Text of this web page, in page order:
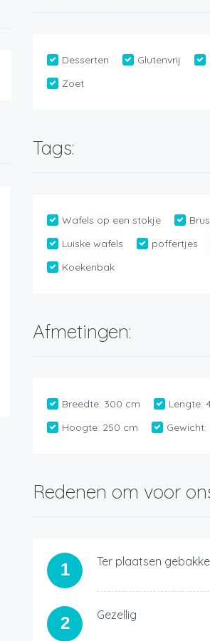
Desserten Glutenvrij
Zoet
Tags:
Wafels op een stokje
Luiske wafels
poffertjes
Koekenbak
Afmetingen:
Breedte: 300 cm Lengte:
Hoogte: 250 cm Gewicht:
Redenen om voor
1 Ter plaatsen
2 Gezellig